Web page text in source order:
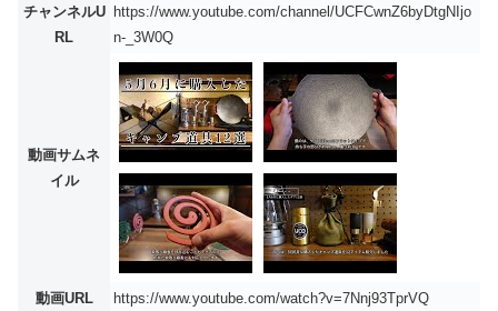
チャンネルU
RL
https://www.youtube.com/channel/UCFCwnZ6byDtgNIjo
n-_3W0Q
動画サムネ
イル
動画URL https://www.youtube.com/watch?v=7Nnj93TprVQ